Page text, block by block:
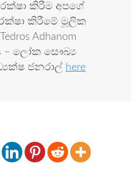
කිරීම අපගේ
කිරීමේ මූලික
Adhanom
– ලෝක සෞඛ්‍ය
ජනරාල් here